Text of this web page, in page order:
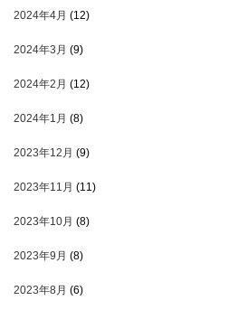
2024年4月 (12)
2024年3月 (9)
2024年2月 (12)
2024年1月 (8)
2023年12月 (9)
2023年11月 (11)
2023年10月 (8)
2023年9月 (8)
2023年8月 (6)